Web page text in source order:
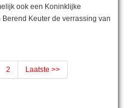
ook een Koninklijke
Keuter de verrassing van
2 Laatste >>